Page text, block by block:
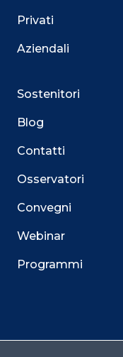
Privati
Aziendali
Sostenitori
Blog
Contatti
Osservatori
Convegni
Webinar
Programmi